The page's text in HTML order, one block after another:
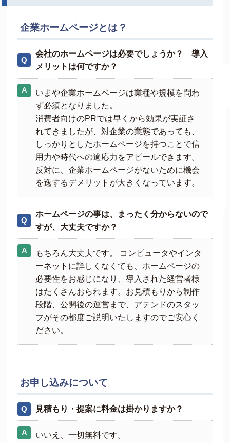
企業ホームページとは？
会社のホームページは必要でしょうか？ 導入
メリットは何ですか？
いまや企業ホームページは業種や規模を問わ
ず必須となりました。
消費者向けのPRでは早くから効果が実証さ
れてきましたが、対企業の業態であっても、
しっかりとしたホームページを持つことで信
用力や時代への適応力をアピールできます。
反対に、企業ホームページがないために機会
を逸するデメリットが大きくなっています。
ホームページの事は、まったく分からないので
すが、大丈夫ですか？
もちろん大丈夫です。 コンピュータやインタ
ーネットに詳しくなくても、ホームページの
必要性をお感じになり、導入された経営者様
はたくさんおられます。お見積もりから制作
段階、公開後の運営まで、アテンドのスタッ
フがその都度ご説明いたしますのでご安心く
ださい。
お申し込みについて
見積もり・提案に料金は掛かりますか？
いいえ、一切無料です。